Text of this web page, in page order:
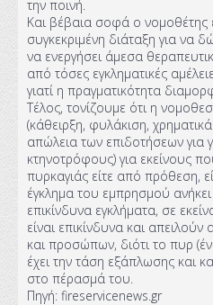
την ποινή.
Και βέβαια σοφά ο νομοθέτης
συγκεκριμένη διάταξη για να
να ενεργήσει άμεσα
από τόσες εγκληματικές
γιατί η πραγματικότητα
Τέλος, τονίζουμε ότι η
(κάθειρξη, φυλάκιση,
απώλεια των επιδοτήσεων για
κτηνοτρόφους) για εκείνους
πυρκαγιάς είτε από πρόθεση,
έγκλημα του εμπρησμού
επικίνδυνα εγκλήματα, σε
είναι επικίνδυνα και
και προσώπων, διότι το πυρ
έχει την τάση εξάπλωσης και
στο πέρασμά του.
Πηγή: fireservicenews.gr